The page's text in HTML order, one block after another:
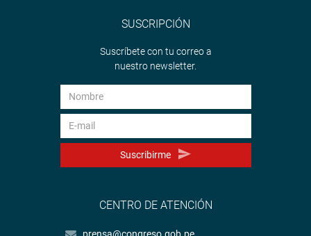
SUSCRIPCIÓN
Suscríbete con tu correo a
nuestro newsletter.
Suscribirme
CENTRO DE ATENCIÓN